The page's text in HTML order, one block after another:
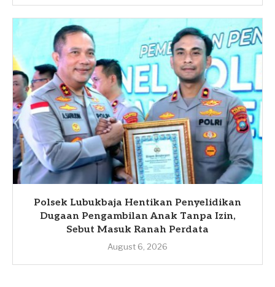
Polsek Lubukbaja Hentikan Penyelidikan
Dugaan Pengambilan Anak Tanpa Izin,
Sebut Masuk Ranah Perdata
August 6, 2026